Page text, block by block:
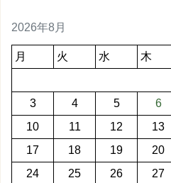
2026年8月
月 火 水 木
3
4 5 6
10
11 12 13
17
18 19 20
24
25 26 27